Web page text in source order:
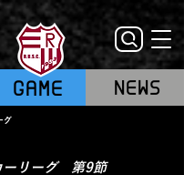
GAME NEWS
グ
ーリーグ 第9節